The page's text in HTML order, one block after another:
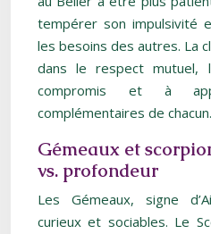
tempérer son impulsivité
les besoins des autres. La
dans le respect mutuel,
compromis et à
complémentaires de chacun.
Gémeaux et
vs. profondeur
Les Gémeaux, signe
curieux et sociables. Le